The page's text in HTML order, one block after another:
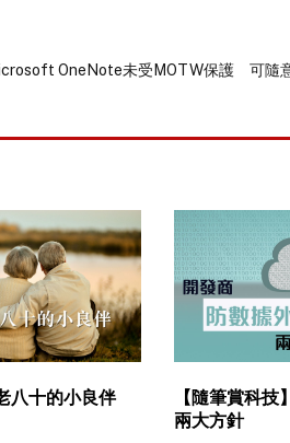
OneNote未受MOTW保護 可隨
八十的小良伴
【隨筆賞科
兩大方針